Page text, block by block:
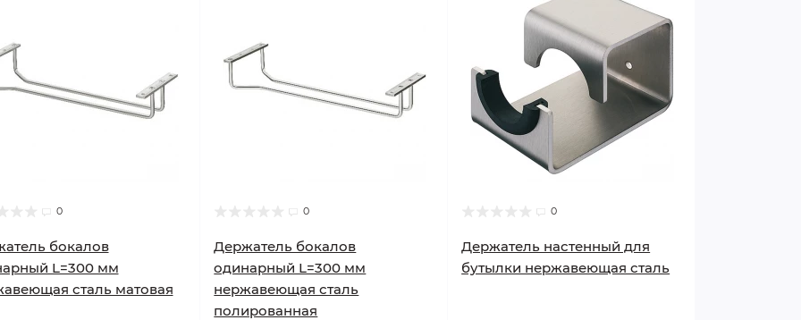
0
бокалов
L=300 мм
сталь матовая
0
Держатель бокалов
одинарный L=300 мм
нержавеющая сталь
полированная
0
Держатель настенный для
бутылки нержавеющая сталь